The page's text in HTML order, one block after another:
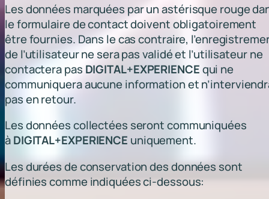
Les données marquées par un astérisque rouge
le formulaire de contact doivent obligatoirement
être fournies. Dans le cas contraire,
de l’utilisateur ne sera pas validé et l’utilisateur ne
contactera pas DIGITAL+EXPERIENCEqui ne
communiquera aucune information et
pas en retour.
Les données collectées seront communiquées
àDIGITAL+EXPERIENCE uniquement.
Les durées de conservation des données sont
définies comme indiquées ci-dessous: